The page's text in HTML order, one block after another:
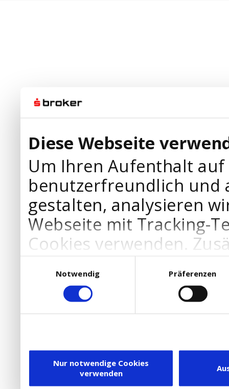
Diese Webseite
Um Ihren Aufenthalt
benutzerfreundlich und
gestalten, analysieren
Webseite mit Tracking-
Cookies verwenden.
Werbepartner
Ihre Bedürfnisse
die Verwendung von
DSGVO.
Dienstleister in die USA
besteht inzwischen mit
Notwendig
Präferenzen
Nur notwendige Cookies
verwenden